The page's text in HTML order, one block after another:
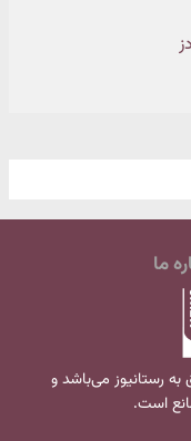
ما
به رستانیوز می‌باشد و
است.